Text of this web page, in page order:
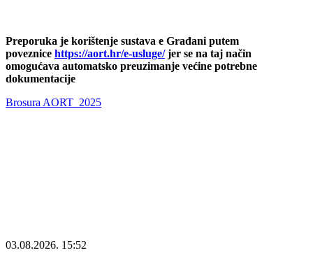
Preporuka je korištenje sustava e Građani putem
poveznice https://aort.hr/e-usluge/jer se na taj način
omogućava automatsko preuzimanje većine potrebne
dokumentacije
Brosura AORT_2025
03.08.2026. 15:52